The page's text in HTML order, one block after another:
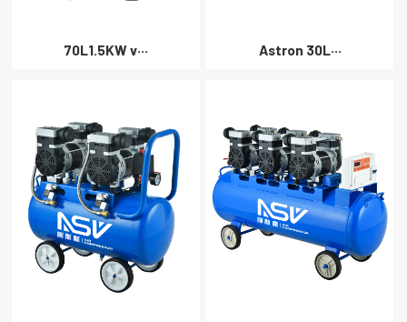
70L1.5KW v··· Astron 30L···